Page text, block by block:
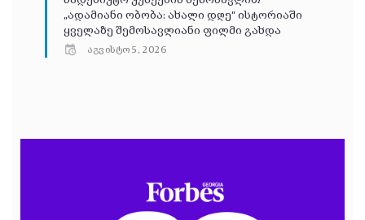
„ადამიანი ობობა: ახალი დღე“ ისტორიაში
ყველაზე შემოსავლიანი ფილმი გახდა
აგვისტო 5, 2026